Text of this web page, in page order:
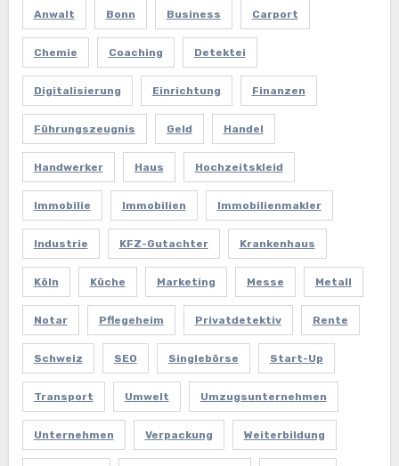
Anwalt Bonn Business Carport
Chemie Coaching Detektei
Digitalisierung Einrichtung Finanzen
Führungszeugnis Geld Handel
Handwerker Haus Hochzeitskleid
Immobilie Immobilien Immobilienmakler
Industrie KFZ-Gutachter Krankenhaus
Köln Küche Marketing Messe Metall
Notar Pflegeheim Privatdetektiv Rente
Schweiz SEO Singlebörse Start-Up
Transport Umwelt Umzugsunternehmen
Unternehmen Verpackung Weiterbildung